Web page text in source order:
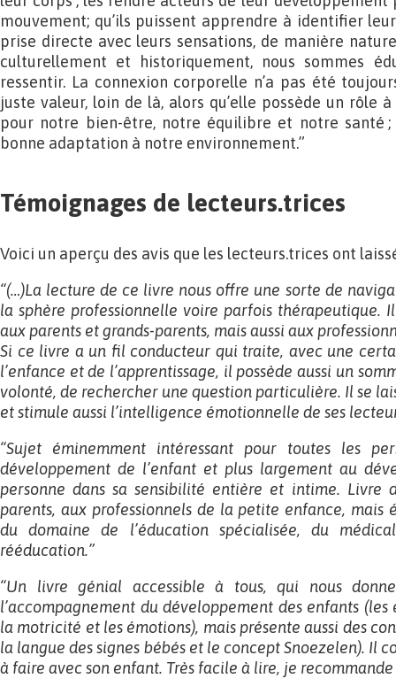
mouvement; qu’ils puissent apprendre à identifier
prise directe avec leurs sensations, de manière
culturellement et historiquement, nous sommes
ressentir. La connexion corporelle n’a pas été
juste valeur, loin de là, alors qu’elle possède un rôle
pour notre bien-être, notre équilibre et notre santé ;
bonne adaptation à notre environnement.”
Témoignages de lecteurs.trices
Voici un aperçu des avis que les lecteurs.trices ont
“(…)La lecture de ce livre nous offre une sorte de
la sphère professionnelle voire parfois thérapeutique. Il
aux parents et grands-parents, mais aussi aux
Si ce livre a un fil conducteur qui traite, avec une
l’enfance et de l’apprentissage, il possède aussi un
volonté, de rechercher une question particulière. Il se
et stimule aussi l’intelligence émotionnelle de ses
“Sujet éminemment intéressant pour toutes les
développement de l’enfant et plus largement au
personne dans sa sensibilité entière et intime. Livre
parents, aux professionnels de la petite enfance, mais
du domaine de l’éducation spécialisée, du
rééducation.”
“Un livre génial accessible à tous, qui nous
l’accompagnement du développement des enfants (les
la motricité et les émotions), mais présente aussi des
la langue des signes bébés et le concept Snoezelen). Il
à faire avec son enfant. Très facile à lire, je